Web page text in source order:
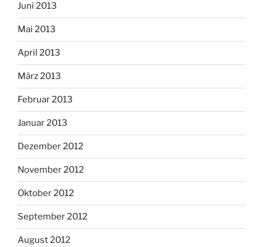
Juni 2013
Mai 2013
April 2013
März 2013
Februar 2013
Januar 2013
Dezember 2012
November 2012
Oktober 2012
September 2012
August 2012